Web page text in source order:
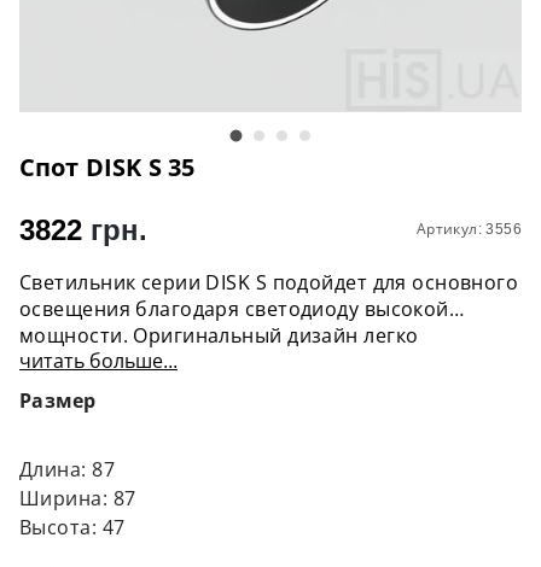
Спот DISK S 35
Артикул: 3556
3822 грн.
Светильник серии DISK S подойдет для основного
освещения благодаря светодиоду высокой
мощности. Оригинальный дизайн легко
интегрируется в современный интерьер.
Ассиметричный поворотный механизм
позволяет направить световой поток в нужную
downlight, например над столом. Угол поворота
180°.
читать больше...
Размер
Длина: 87
Ширина: 87
Высота: 47